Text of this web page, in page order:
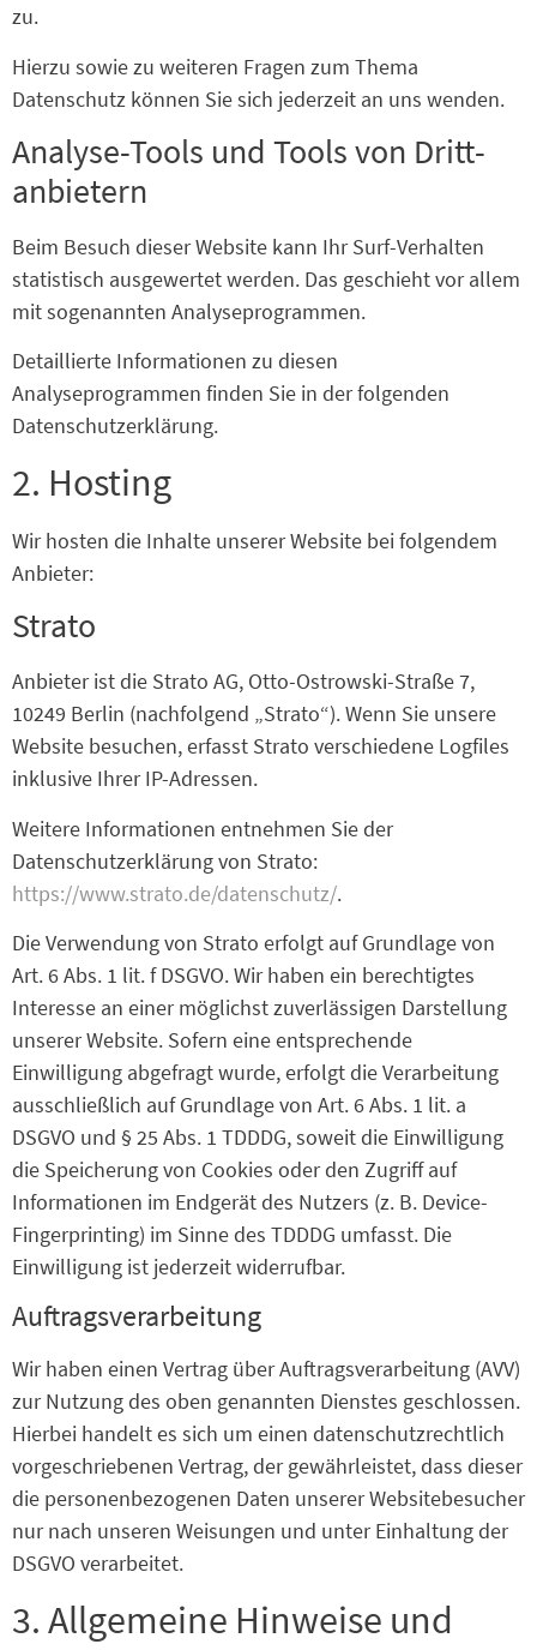
zu.
Hierzu sowie zu weiteren Fragen zum Thema
Datenschutz können Sie sich jederzeit an uns wenden.
Analyse-Tools und Tools von Dritt­
anbietern
Beim Besuch dieser Website kann Ihr Surf-Verhalten
statistisch ausgewertet werden. Das geschieht vor allem
mit sogenannten Analyseprogrammen.
Detaillierte Informationen zu diesen
Analyseprogrammen finden Sie in der folgenden
Datenschutzerklärung.
2. Hosting
Wir hosten die Inhalte unserer Website bei folgendem
Anbieter:
Strato
Anbieter ist die Strato AG, Otto-Ostrowski-Straße 7,
10249 Berlin (nachfolgend „Strato“). Wenn Sie unsere
Website besuchen, erfasst Strato verschiedene Logfiles
inklusive Ihrer IP-Adressen.
Weitere Informationen entnehmen Sie der
Datenschutzerklärung von Strato:
https://www.strato.de/datenschutz/.
Die Verwendung von Strato erfolgt auf Grundlage von
Art. 6 Abs. 1 lit. f DSGVO. Wir haben ein berechtigtes
Interesse an einer möglichst zuverlässigen Darstellung
unserer Website. Sofern eine entsprechende
Einwilligung abgefragt wurde, erfolgt die Verarbeitung
ausschließlich auf Grundlage von Art. 6 Abs. 1 lit. a
DSGVO und § 25 Abs. 1 TDDDG, soweit die Einwilligung
die Speicherung von Cookies oder den Zugriff auf
Informationen im Endgerät des Nutzers (z. B. Device-
Fingerprinting) im Sinne des TDDDG umfasst. Die
Einwilligung ist jederzeit widerrufbar.
Auftragsverarbeitung
Wir haben einen Vertrag über Auftragsverarbeitung (AVV)
zur Nutzung des oben genannten Dienstes geschlossen.
Hierbei handelt es sich um einen datenschutzrechtlich
vorgeschriebenen Vertrag, der gewährleistet, dass dieser
die personenbezogenen Daten unserer Websitebesucher
nur nach unseren Weisungen und unter Einhaltung der
DSGVO verarbeitet.
3. Allgemeine Hinweise und